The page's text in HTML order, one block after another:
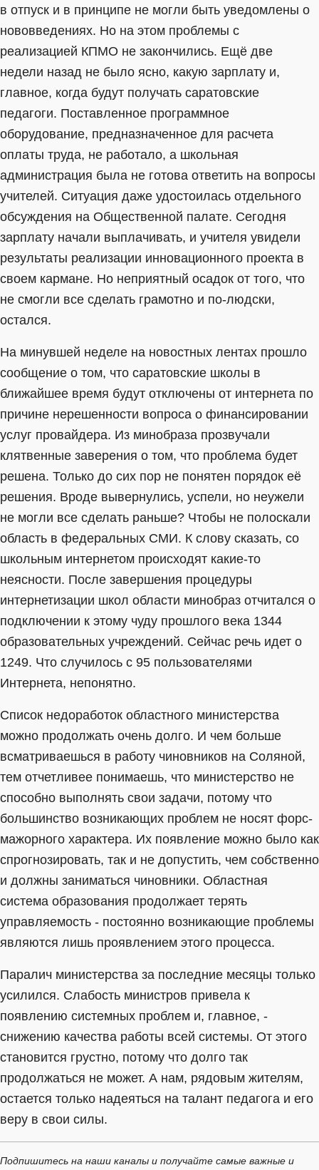
в отпуск и в принципе не могли быть уведомлены о
нововведениях. Но на этом проблемы с
реализацией КПМО не закончились. Ещё две
недели назад не было ясно, какую зарплату и,
главное, когда будут получать саратовские
педагоги. Поставленное программное
оборудование, предназначенное для расчета
оплаты труда, не работало, а школьная
администрация была не готова ответить на вопросы
учителей. Ситуация даже удостоилась отдельного
обсуждения на Общественной палате. Сегодня
зарплату начали выплачивать, и учителя увидели
результаты реализации инновационного проекта в
своем кармане. Но неприятный осадок от того, что
не смогли все сделать грамотно и по-людски,
остался.
На минувшей неделе на новостных лентах прошло
сообщение о том, что саратовские школы в
ближайшее время будут отключены от интернета по
причине нерешенности вопроса о финансировании
услуг провайдера. Из минобраза прозвучали
клятвенные заверения о том, что проблема будет
решена. Только до сих пор не понятен порядок её
решения. Вроде вывернулись, успели, но неужели
не могли все сделать раньше? Чтобы не полоскали
область в федеральных СМИ. К слову сказать, со
школьным интернетом происходят какие-то
неясности. После завершения процедуры
интернетизации школ области минобраз отчитался о
подключении к этому чуду прошлого века 1344
образовательных учреждений. Сейчас речь идет о
1249. Что случилось с 95 пользователями
Интернета, непонятно.
Список недоработок областного министерства
можно продолжать очень долго. И чем больше
всматриваешься в работу чиновников на Соляной,
тем отчетливее понимаешь, что министерство не
способно выполнять свои задачи, потому что
большинство возникающих проблем не носят форс-
мажорного характера. Их появление можно было как
спрогнозировать, так и не допустить, чем собственно
и должны заниматься чиновники. Областная
система образования продолжает терять
управляемость - постоянно возникающие проблемы
являются лишь проявлением этого процесса.
Паралич министерства за последние месяцы только
усилился. Слабость министров привела к
появлению системных проблем и, главное, -
снижению качества работы всей системы. От этого
становится грустно, потому что долго так
продолжаться не может. А нам, рядовым жителям,
остается только надеяться на талант педагога и его
веру в свои силы.
Подпишитесь на наши каналы и получайте самые важные и